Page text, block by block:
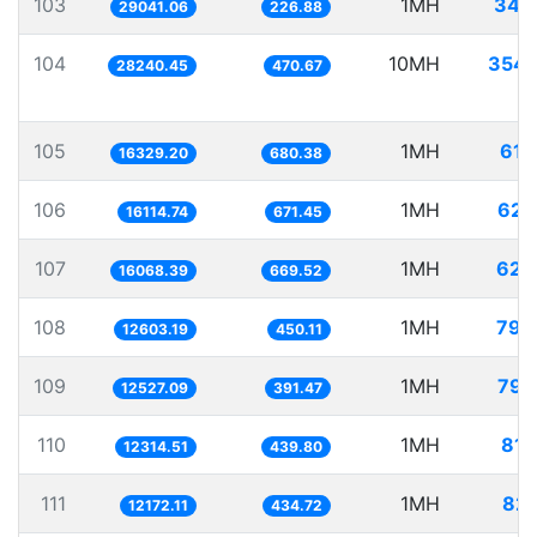
103 29041.06 226.88 1MH
104 28240.45 470.67 10MH
105 16329.20 680.38 1MH
106 16114.74 671.45 1MH
107 16068.39 669.52 1MH
108 12603.19 450.11 1MH
109 12527.09 391.47 1MH
110 12314.51 439.80 1MH
111 12172.11 434.72 1MH